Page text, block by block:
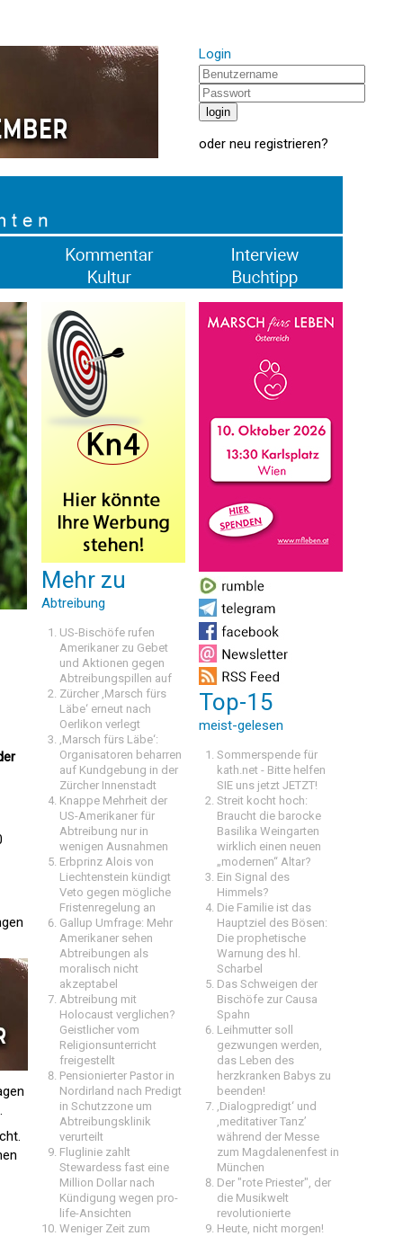
Login
oder neu registrieren?
Mehr zu
Abtreibung
US-Bischöfe rufen
Amerikaner zu Gebet
und Aktionen gegen
Abtreibungspillen auf
Zürcher ‚Marsch fürs
Läbe‘ erneut nach
Oerlikon verlegt
‚Marsch fürs Läbe‘:
Organisatoren beharren
auf Kundgebung in der
Zürcher Innenstadt
Knappe Mehrheit der
US-Amerikaner für
Abtreibung nur in
wenigen Ausnahmen
Erbprinz Alois von
Liechtenstein kündigt
Veto gegen mögliche
Fristenregelung an
Gallup Umfrage: Mehr
Amerikaner sehen
Abtreibungen als
moralisch nicht
akzeptabel
Abtreibung mit
Holocaust verglichen?
Geistlicher vom
Religionsunterricht
freigestellt
Pensionierter Pastor in
Nordirland nach Predigt
in Schutzzone um
Abtreibungsklinik
verurteilt
Fluglinie zahlt
Stewardess fast eine
Million Dollar nach
Kündigung wegen pro-
life-Ansichten
Weniger Zeit zum
Top-15
meist-gelesen
Sommerspende für
kath.net - Bitte helfen
SIE uns jetzt JETZT!
Streit kocht hoch:
Braucht die barocke
Basilika Weingarten
wirklich einen neuen
„modernen“ Altar?
Ein Signal des
Himmels?
Die Familie ist das
Hauptziel des Bösen:
Die prophetische
Warnung des hl.
Scharbel
Das Schweigen der
Bischöfe zur Causa
Spahn
Leihmutter soll
gezwungen werden,
das Leben des
herzkranken Babys zu
beenden!
‚Dialogpredigt‘ und
‚meditativer Tanz’
während der Messe
zum Magdalenenfest in
München
Der "rote Priester", der
die Musikwelt
revolutionierte
Heute, nicht morgen!